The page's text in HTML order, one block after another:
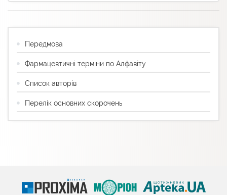
Передмова
Фармацевтичні терміни по Алфавіту
Список авторів
Перелік основних скорочень